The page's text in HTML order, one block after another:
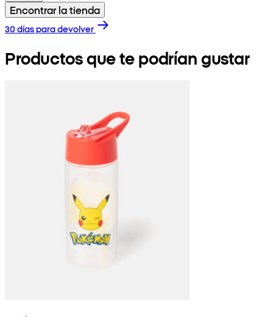
Encontrar la tienda
30 días para devolver
Productos que te podrían gustar